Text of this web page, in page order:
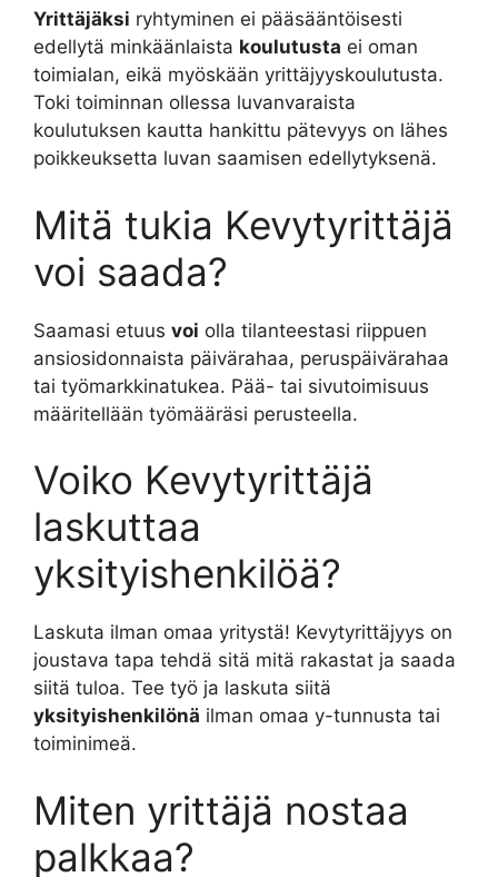
Yrittäjäksi ryhtyminen ei pääsääntöisesti
edellytä minkäänlaista koulutusta ei oman
toimialan, eikä myöskään yrittäjyyskoulutusta.
Toki toiminnan ollessa luvanvaraista
koulutuksen kautta hankittu pätevyys on lähes
poikkeuksetta luvan saamisen edellytyksenä.
Mitä tukia Kevytyrittäjä
voi saada?
Saamasi etuus voi olla tilanteestasi riippuen
ansiosidonnaista päivärahaa, peruspäivärahaa
tai työmarkkinatukea. Pää- tai sivutoimisuus
määritellään työmääräsi perusteella.
Voiko Kevytyrittäjä
laskuttaa
yksityishenkilöä?
Laskuta ilman omaa yritystä! Kevytyrittäjyys on
joustava tapa tehdä sitä mitä rakastat ja saada
siitä tuloa. Tee työ ja laskuta siitä
yksityishenkilönä ilman omaa y-tunnusta tai
toiminimeä.
Miten yrittäjä nostaa
palkkaa?